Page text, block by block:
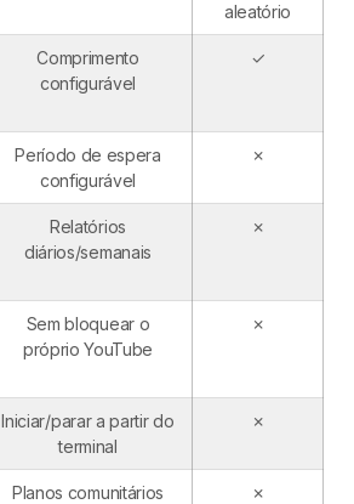
aleatório
Comprimento
configurável
✓
Período de espera
configurável
✗
Relatórios
diários/semanais
✗
Sem bloquear o
próprio YouTube
✗
Iniciar/parar a partir do
terminal
✗
Planos comunitários ✗